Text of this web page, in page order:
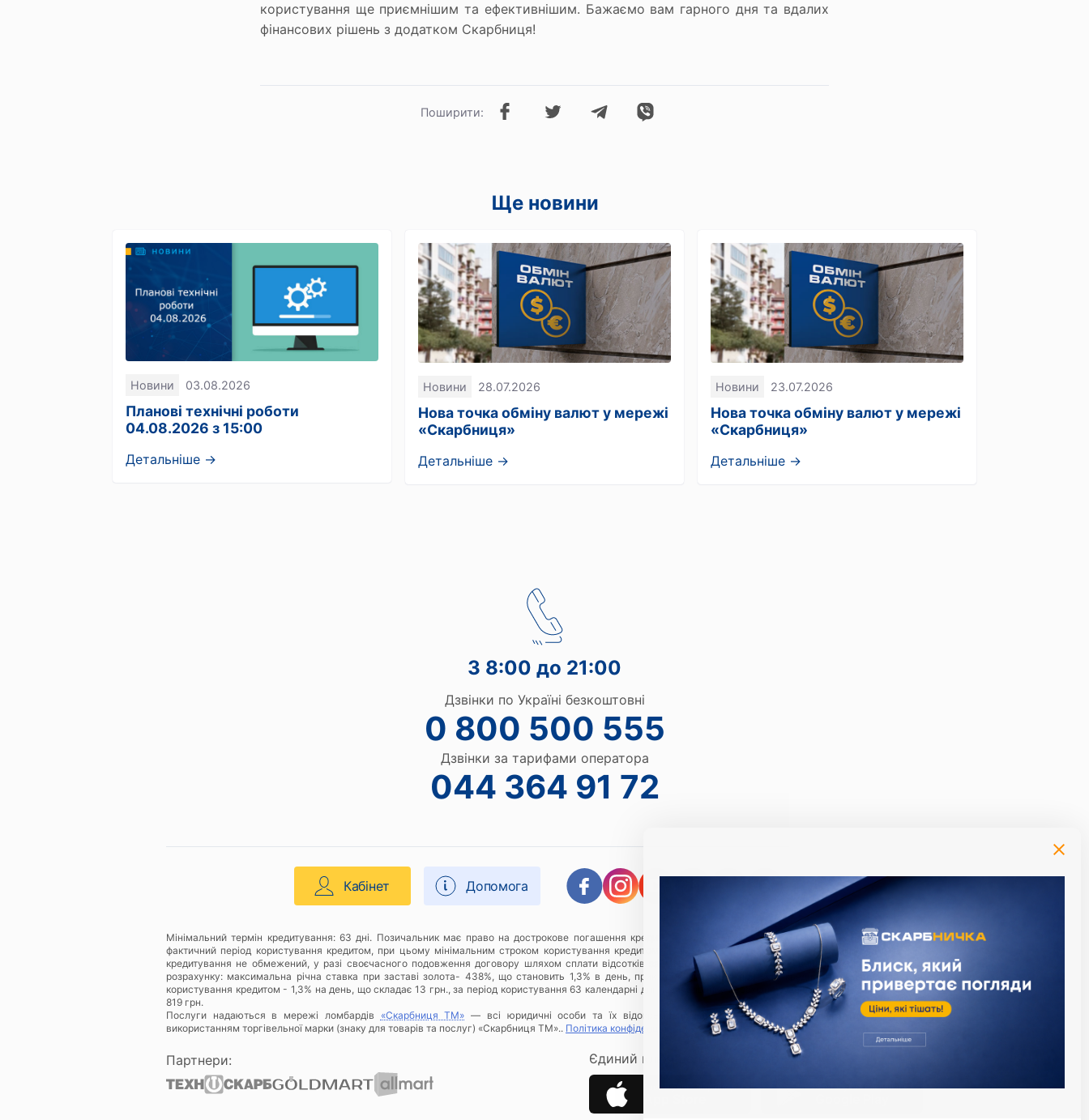
користування ще приємнішим та ефективнішим. Бажаємо вам гарного дня та вдалих
фінансових рішень з додатком Скарбниця!
Поширити:
Ще новини
Новини 03.08.2026
Планові технічні роботи
04.08.2026 з 15:00
Детальніше →
Новини 28.07.2026
Нова точка обміну валют у мережі
«Скарбниця»
Детальніше →
Новини 23.07.2026
Нова точка обміну валют у мережі
«Скарбниця»
Детальніше →
З 8:00 до 21:00
Дзвінки по Україні безкоштовні
0 800 500 555
Дзвінки за тарифами оператора
044 364 91 72
Кабінет Допомога
Мінімальний термін кредитування: 63 дні. Позичальник має право на дострокове погашення кредиту в будь-який момент за умови сплати процентів за
фактичний період користування кредитом, при цьому мінімальним строком користування кредитом є 1 (один) календарний день). Максимальный термін
кредитування не обмежений, у разі своєчасного подовження договору шляхом сплати відсотків за відповідний термін користування кредитом. Приклад
розрахунку: максимальна річна ставка при заставі золота- 438%, що становить 1,3% в день, приклад розрахунку: при сумі кредиту 1000 грн., плата за
користування кредитом - 1,3% на день, що складає 13 грн., за період користування 63 календарні дні Позичальнику необхідно буде заплатити суму у розмірі
819 грн.
Послуги надаються в мережі ломбардів «Скарбниця ТМ» — всі юридичні особи та їх відокремлені підрозділи, що надають ломбардні послуги з
використанням торгівельної марки (знаку для товарів та послуг) «Скарбниця ТМ».. Політика конфіденційності
Партнери: Єдиний ключ до всіх сервісів
Застосунок Скарбниця Застосунок Скарбниця